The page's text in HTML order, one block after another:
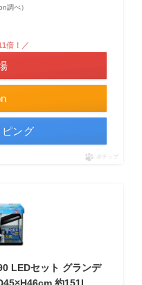
調べ）
倍！／
ング
ポチップ
LEDセット グランデ
約151L